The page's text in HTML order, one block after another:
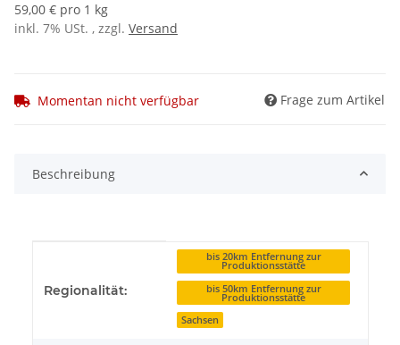
59,00 € pro 1 kg
inkl. 7% USt. , zzgl. Versand
Momentan nicht verfügbar Frage zum Artikel
Beschreibung
Regionalität:
bis 20km Entfernung zur
Produktionsstätte
bis 50km Entfernung zur
Produktionsstätte
Sachsen